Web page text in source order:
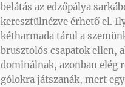
belátás az edzőpálya
keresztülnézve érhető el.
kétharmada tárul a
brusztolós csapatok ellen,
dominálnak, azonban elég
gólokra játszanák, mert